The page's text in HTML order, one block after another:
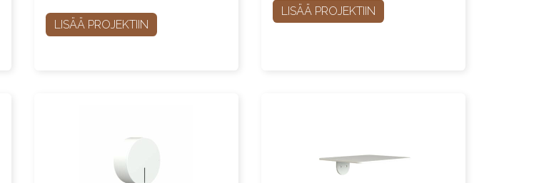
LISÄÄ PROJEKTIIN
LISÄÄ PROJEKTIIN